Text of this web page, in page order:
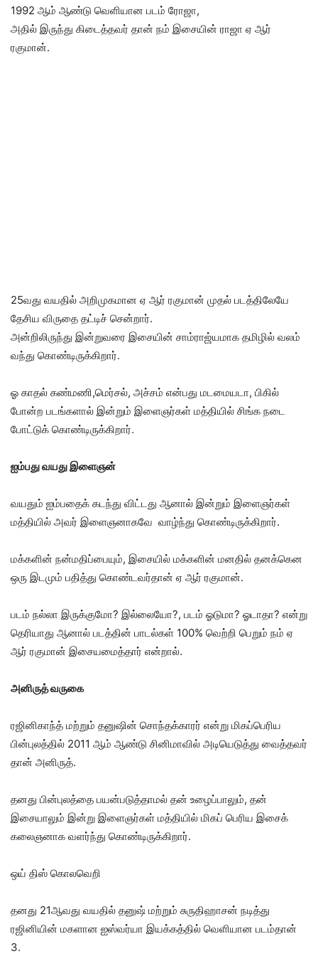
1992 ஆம் ஆண்டு வெளியான படம் ரோஜா,
அதில் இருந்து கிடைத்தவர் தான் நம் இசையின் ராஜா ஏ ஆர்
ரகுமான்.
25வது வயதில் அறிமுகமான ஏ ஆர் ரகுமான் முதல் படத்திலேயே
தேசிய விருதை தட்டிச் சென்றார்.
அன்றிலிருந்து இன்றுவரை இசையின் சாம்ராஜ்யமாக தமிழில் வலம்
வந்து கொண்டிருக்கிறார்.
ஓ காதல் கண்மணி,மெர்சல், அச்சம் என்பது மடமையடா, பிகில்
போன்ற படங்களால் இன்றும் இளைஞர்கள் மத்தியில் சிங்க நடை
போட்டுக் கொண்டிருக்கிறார்.
ஐம்பது வயது இளைஞன்
வயதும் ஐம்பதைக் கடந்து விட்டது ஆனால் இன்றும் இளைஞர்கள்
மத்தியில் அவர் இளைஞனாகவே வாழ்ந்து கொண்டிருக்கிறார்.
மக்களின் நன்மதிப்பையும், இசையில் மக்களின் மனதில் தனக்கென
ஒரு இடமும் பதித்து கொண்டவர்தான் ஏ ஆர் ரகுமான்.
படம் நல்லா இருக்குமோ? இல்லையோ?, படம் ஓடுமா? ஓடாதா? என்று
தெரியாது ஆனால் படத்தின் பாடல்கள் 100% வெற்றி பெறும் நம் ஏ
ஆர் ரகுமான் இசையமைத்தார் என்றால்.
அனிருத் வருகை
ரஜினிகாந்த் மற்றும் தனுஷின் சொந்தக்காரர் என்று மிகப்பெரிய
பின்புலத்தில் 2011 ஆம் ஆண்டு சினிமாவில் அடியெடுத்து வைத்தவர்
தான் அனிருத்.
தனது பின்புலத்தை பயன்படுத்தாமல் தன் உழைப்பாலும், தன்
இசையாலும் இன்று இளைஞர்கள் மத்தியில் மிகப் பெரிய இசைக்
கலைஞனாக வளர்ந்து கொண்டிருக்கிறார்.
ஒய் திஸ் கொலவெறி
தனது 21ஆவது வயதில் தனுஷ் மற்றும் சுருதிஹாசன் நடித்து
ரஜினியின் மகளான ஐஸ்வர்யா இயக்கத்தில் வெளியான படம்தான்
3.